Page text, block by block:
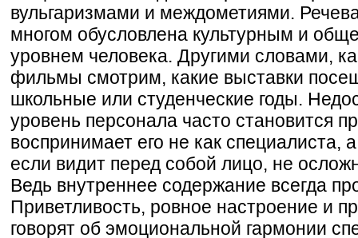
вульгаризмами и междометиями.
многом обусловлена культурным и
уровнем человека. Другими словами,
фильмы смотрим, какие выставки
школьные или студенческие годы.
уровень персонала часто становится
воспринимает его не как специалиста,
если видит перед собой лицо, не
Ведь внутреннее содержание всегда
Приветливость, ровное настроение и
говорят об эмоциональной гармонии